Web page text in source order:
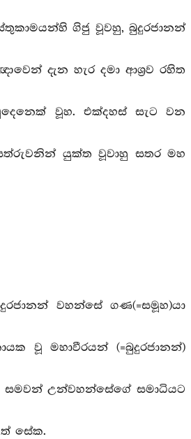
ගිජු වූවහු, බුදුරජානන්
දැන හැර දමා ආශ්‍රව රහිත
වූහ. එක්දහස් සැට වන
යුක්ත වූවාහු සතර මහ
වහන්සේ ගණ(=සමූහ)යා
වූ මහාවීරයන් (=බුදුරජානන්)
සමවන් උන්වහන්සේගේ සමාධියට
සේක.